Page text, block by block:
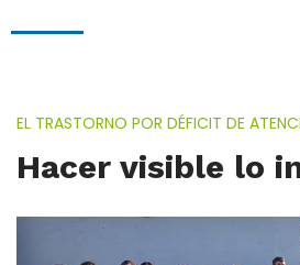
EL TRASTORNO POR DÉFICIT DE
Hacer visible lo